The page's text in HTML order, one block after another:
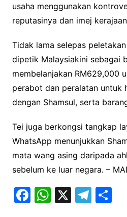
usaha menggunakan
reputasinya dan imej
Tidak lama selepas
dipetik Malaysiakini sebagai
membelanjakan RM629,000
perabot dan peralatan untuk
dengan Shamsul, serta
Tei juga berkongsi tangkap
WhatsApp menunjukkan
mata wang asing daripada
sebelum ke luar negara. –
F W X T S